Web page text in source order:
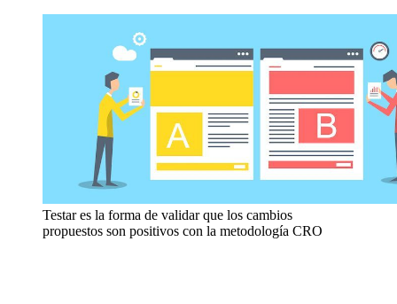
Testar es la forma de validar que los cambios
propuestos son positivos con la metodología CRO